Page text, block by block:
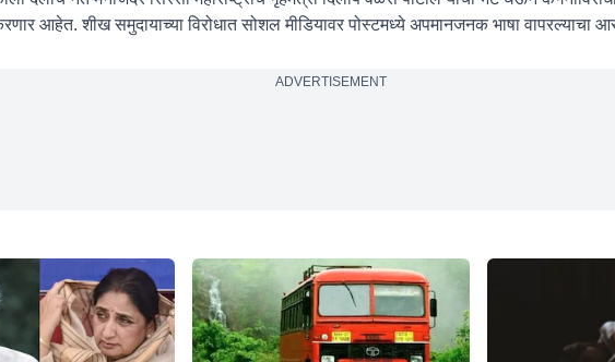
आहेत. शीख समुदायाच्या विरोधात सोशल मीडियावर पोस्टमध्ये अपमानजनक भाषा वापरल्याचा
ADVERTISEMENT